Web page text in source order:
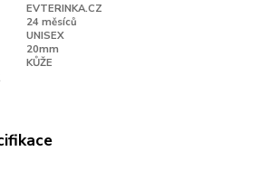
EVTERINKA.CZ
24 měsíců
UNISEX
20mm
KŮŽE